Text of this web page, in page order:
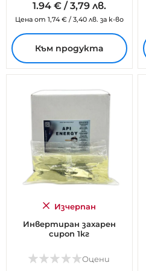
1.94 €/3,79 лв.
Цена от 1,74€/ 3,40 лв. за к-во
Към продукта
Изчерпан
Инвертиран захарен
сироп 1кг
Оцени